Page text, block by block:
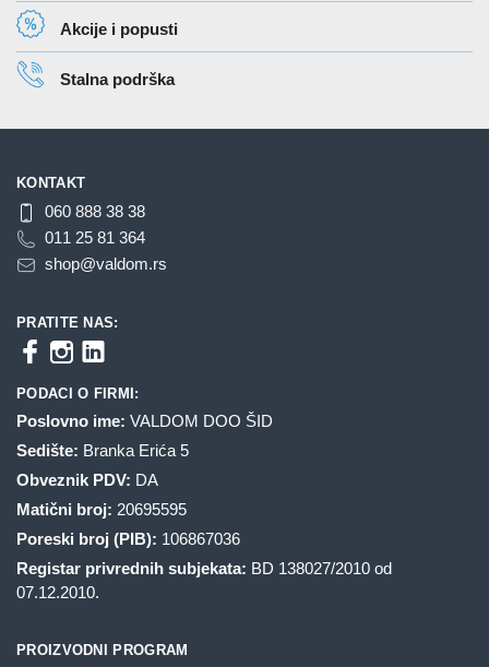
na
stranici
proizvoda.
Akcije i popusti
Stalna podrška
KONTAKT
060 888 38 38
011 25 81 364
shop@valdom.rs
PRATITE NAS:
PODACI O FIRMI:
Poslovno ime: VALDOM DOO ŠID
Sedište: Branka Erića 5
Obveznik PDV: DA
Matični broj: 20695595
Poreski broj (PIB): 106867036
Registar privrednih subjekata: BD 138027/2010 od
07.12.2010.
PROIZVODNI PROGRAM